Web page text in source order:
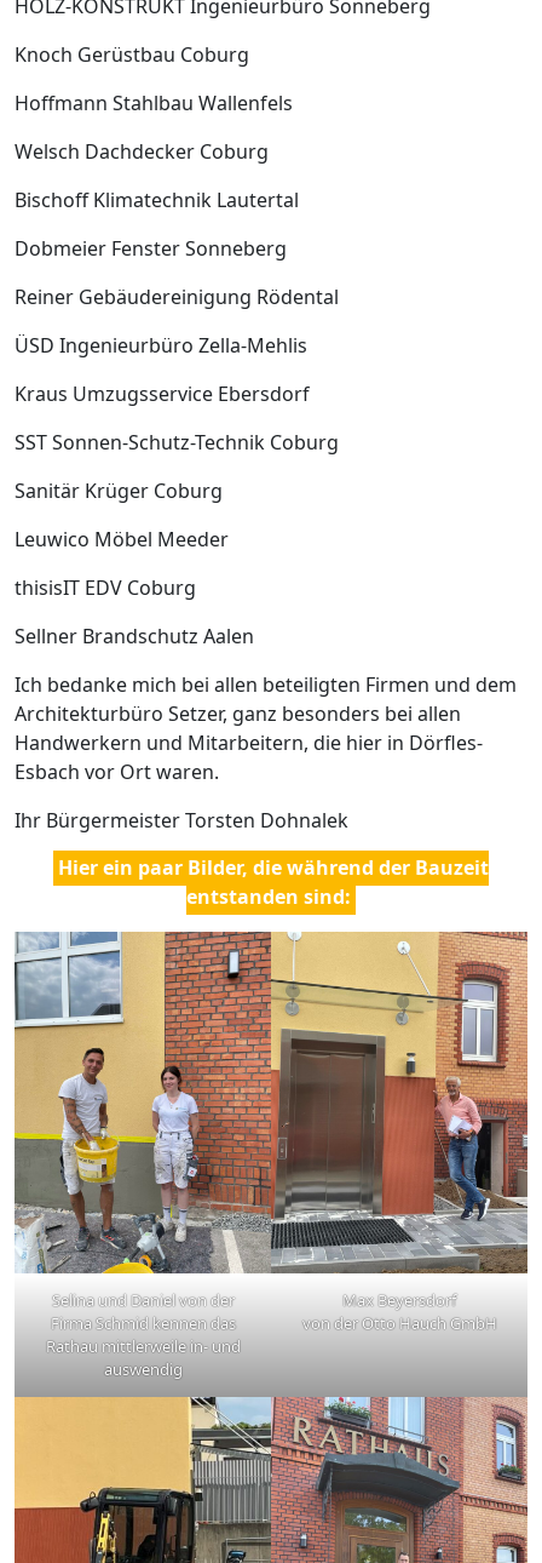
HOLZ-KONSTRUKT Ingenieurbüro Sonneberg
Knoch Gerüstbau Coburg
Hoffmann Stahlbau Wallenfels
Welsch Dachdecker Coburg
Bischoff Klimatechnik Lautertal
Dobmeier Fenster Sonneberg
Reiner Gebäudereinigung Rödental
ÜSD Ingenieurbüro Zella-Mehlis
Kraus Umzugsservice Ebersdorf
SST Sonnen-Schutz-Technik Coburg
Sanitär Krüger Coburg
Leuwico Möbel Meeder
thisisIT EDV Coburg
Sellner Brandschutz Aalen
Ich bedanke mich bei allen beteiligten Firmen und dem
Architekturbüro Setzer, ganz besonders bei allen
Handwerkern und Mitarbeitern, die hier in Dörfles-
Esbach vor Ort waren.
Ihr Bürgermeister Torsten Dohnalek
Hier ein paar Bilder, die während der Bauzeit
entstanden sind:
Selina und Daniel von der
Firma Schmid kennen das
Rathau mittlerweile in- und
auswendig
Max Beyersdorf
von der Otto Hauch GmbH